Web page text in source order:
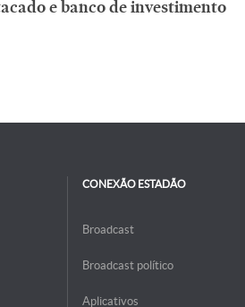
e banco de investimento
CONEXÃO ESTADÃO
Broadcast
Broadcast político
Aplicativos